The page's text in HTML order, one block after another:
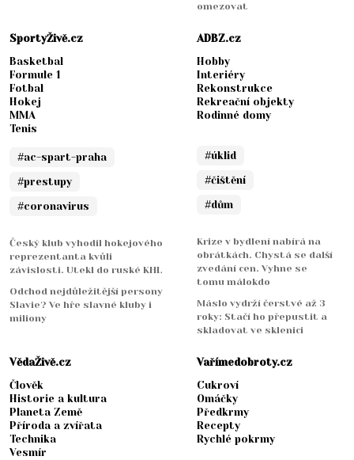
omezovat
SportyŽivě.cz
Basketbal
Formule 1
Fotbal
Hokej
MMA
Tenis
#ac-spart-praha
#prestupy
#coronavirus
Český klub vyhodil hokejového
reprezentanta kvůli
závislosti. Utekl do ruské KHL
Odchod nejdůležitější persony
Slavie? Ve hře slavné kluby i
miliony
ADBZ.cz
Hobby
Interiéry
Rekonstrukce
Rekreační objekty
Rodinné domy
#úklid
#čištění
#dům
Krize v bydlení nabírá na
obrátkách. Chystá se další
zvedání cen. Vyhne se
tomu málokdo
Máslo vydrží čerstvé až 3
roky: Stačí ho přepustit a
skladovat ve sklenici
VědaŽivě.cz
Člověk
Historie a kultura
Planeta Země
Příroda a zvířata
Technika
Vesmír
Vařímedobroty.cz
Cukroví
Omáčky
Předkrmy
Recepty
Rychlé pokrmy